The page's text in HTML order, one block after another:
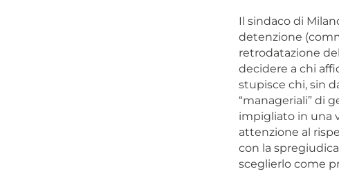
Il sindaco di
detenzione
retrodatazione
decidere a chi
stupisce chi, sin
“manageriali” di
impigliato in una
attenzione al
con la
sceglierlo come